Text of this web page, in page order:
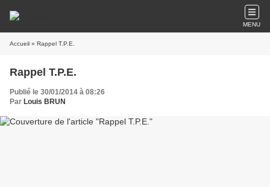
MENU
Accueil » Rappel T.P.E.
Rappel T.P.E.
Publié le 30/01/2014 à 08:26
Par Louis BRUN